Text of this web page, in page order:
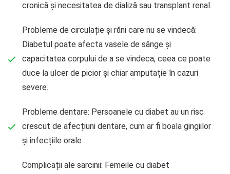
cronică și necesitatea de dializă sau transplant renal.
Probleme de circulație și răni care nu se vindecă:
Diabetul poate afecta vasele de sânge și
capacitatea corpului de a se vindeca, ceea ce poate
duce la ulcer de picior și chiar amputație în cazuri
severe.
Probleme dentare: Persoanele cu diabet au un risc
crescut de afecțiuni dentare, cum ar fi boala gingiilor
și infecțiile orale
Complicații ale sarcinii: Femeile cu diabet